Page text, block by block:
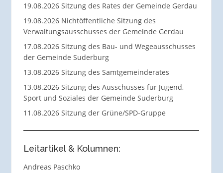
19.08.2026 Sitzung des Rates der Gemeinde Gerdau
19.08.2026 Nichtöffentliche Sitzung des
Verwaltungsausschusses der Gemeinde Gerdau
17.08.2026 Sitzung des Bau- und Wegeausschusses
der Gemeinde Suderburg
13.08.2026 Sitzung des Samtgemeinderates
13.08.2026 Sitzung des Ausschusses für Jugend,
Sport und Soziales der Gemeinde Suderburg
11.08.2026 Sitzung der Grüne/SPD-Gruppe
Leitartikel & Kolumnen:
Andreas Paschko